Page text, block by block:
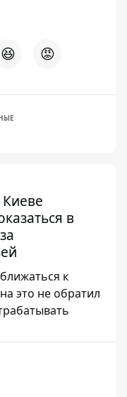
😆 😡
в
к
это не обратил